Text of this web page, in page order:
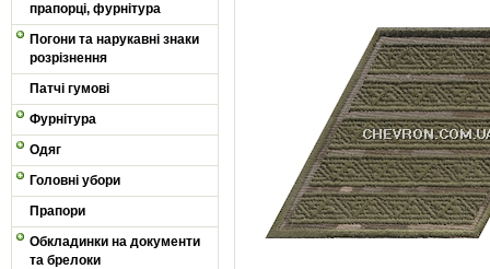
прапорці, фурнітура
Погони та нарукавні знаки
розрізнення
Патчі гумові
Фурнітура
Одяг
Головні убори
Прапори
Обкладинки на документи
та брелоки